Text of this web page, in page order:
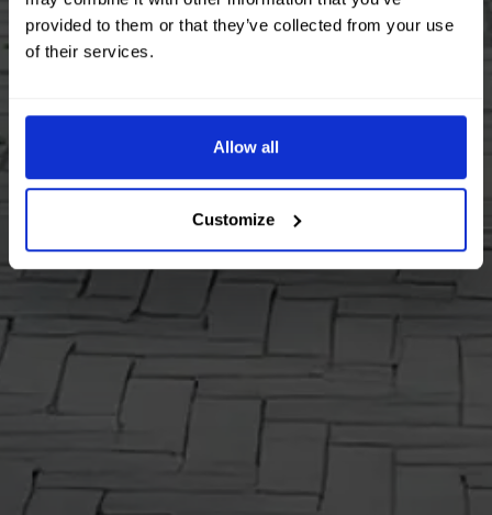
provided to them or that they’ve collected from your use
of their services.
Allow all
Customize